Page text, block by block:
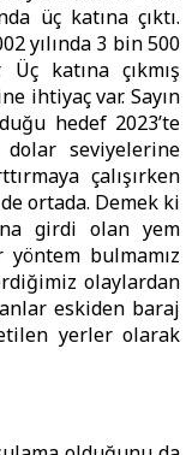
üç katına çıktı.
yılında 3 bin 500
katına çıkmış
ihtiyaç var. Sayın
hedef 2023’te
seviyelerine
çalışırken
ortada. Demek ki
girdi olan yem
bulmamız
olaylardan
eskiden baraj
yerler olarak